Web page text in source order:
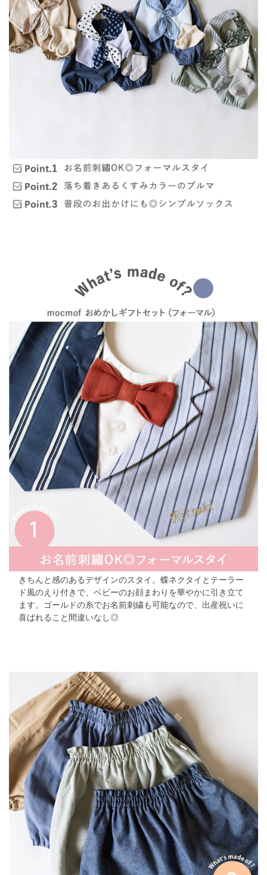
きちんと感のあるデザインのスタイ。蝶ネクタイとテーラー
ド風のえり付きで、ベビーのお顔まわりを華やかに引き立て
ます。ゴールドの糸でお名前刺繍も可能なので、出産祝いに
喜ばれること間違いなし◎